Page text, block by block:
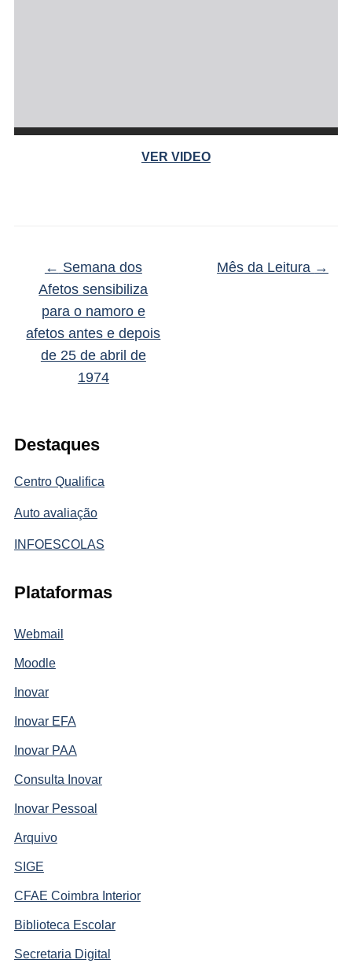
Destaques
Centro Qualifica
Auto avaliação
INFOESCOLAS
Plataformas
Webmail
Moodle
Inovar
Inovar EFA
Inovar PAA
Consulta Inovar
Inovar Pessoal
Arquivo
SIGE
CFAE Coimbra Interior
Biblioteca Escolar
Secretaria Digital
VER VIDEO
← Semana dos
Afetos sensibiliza
para o namoro e
afetos antes e depois
de 25 de abril de
1974
Mês da Leitura →